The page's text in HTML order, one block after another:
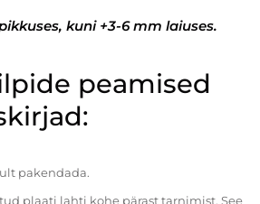
kuni +3-6 mm laiuses.
peamised
pakendada.
plaati lahti kohe pärast tarnimist. See